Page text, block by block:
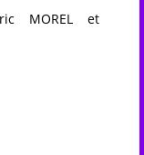
MOREL et